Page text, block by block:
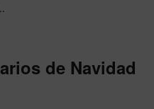
de Navidad